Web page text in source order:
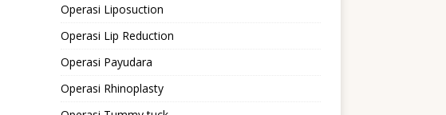
Operasi Liposuction
Operasi Lip Reduction
Operasi Payudara
Operasi Rhinoplasty